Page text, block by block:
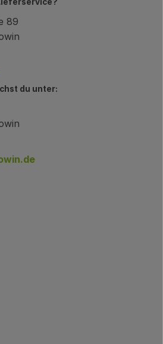
89
du unter:
www.facebook.com/
zu https://www.tiktok.com/
Link zu https://